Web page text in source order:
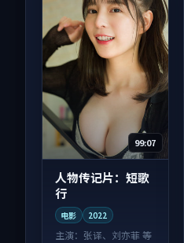
99:07
人物传记片：短歌
行
电影 2022
主演： 张译、刘亦菲 等